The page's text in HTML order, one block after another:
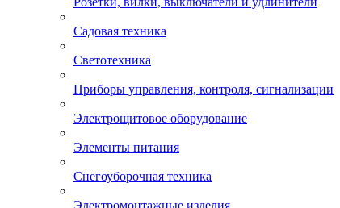
Садовая техника
Светотехника
Приборы управления, контроля, сигнализации
Электрощитовое оборудование
Элементы питания
Снегоуборочная техника
Электромонтажные изделия